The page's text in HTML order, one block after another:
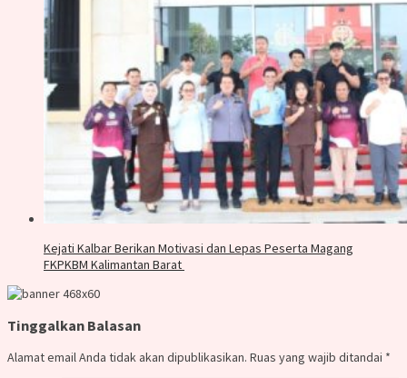
Kejati Kalbar Berikan Motivasi dan Lepas Peserta Magang
FKPKBM Kalimantan Barat
Tinggalkan Balasan
Alamat email Anda tidak akan dipublikasikan. Ruas yang wajib ditandai *